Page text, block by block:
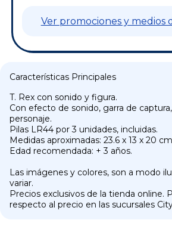
Ver promociones y medios
Características Principales
T. Rex con sonido y figura.
Con efecto de sonido, garra de
personaje.
Pilas LR44 por 3 unidades, incluidas.
Medidas aproximadas: 23.6 x 13 x 20
Edad recomendada: + 3 años.
Las imágenes y colores, son a modo
variar.
Precios exclusivos de la tienda online.
respecto al precio en las sucursales